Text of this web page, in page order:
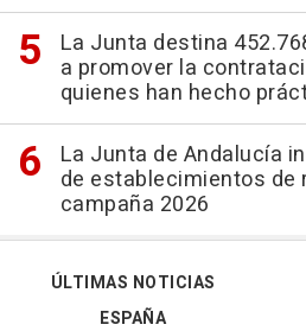
La Junta destina
a promover la
quienes han hecho
La Junta de Andalucía
de establecimientos de
campaña 2026
ÚLTIMAS NOTICIAS
ESPAÑA